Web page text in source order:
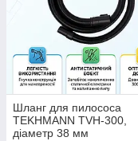
Шланг для пилососа
TEKHMANN TVH-300,
діаметр 38 мм